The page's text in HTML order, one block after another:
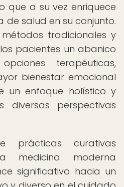
que a su vez enriquece
de salud en su conjunto.
tradicionales y
pacientes un abanico
terapéuticas,
bienestar emocional
un enfoque holístico y
diversas perspectivas
prácticas curativas
medicina moderna
significativo hacia un